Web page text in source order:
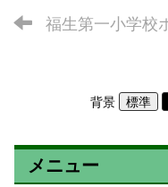
福生第一小学校
背景
メニュー